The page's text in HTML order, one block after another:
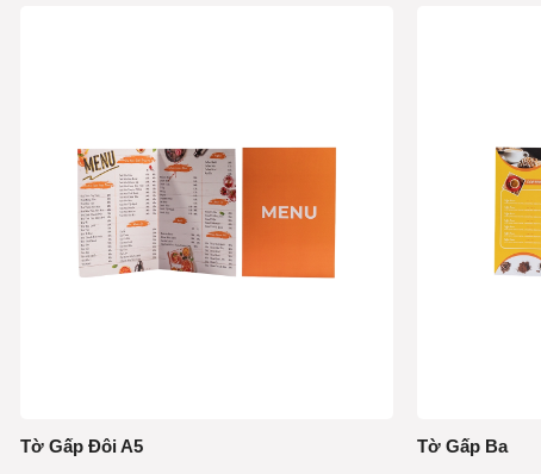
Tờ Gấp Đôi A5 Tờ Gấp Ba